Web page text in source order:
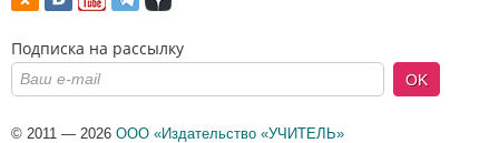
Подписка на рассылку
OK
© 2011 — 2026 ООО «Издательство «УЧИТЕЛЬ»